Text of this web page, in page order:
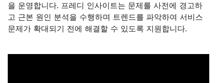
을 운영합니다. 프레디 인사이트는 문제를 사전에 경고하
고 근본 원인 분석을 수행하며 트렌드를 파악하여 서비스
문제가 확대되기 전에 해결할 수 있도록 지원합니다.